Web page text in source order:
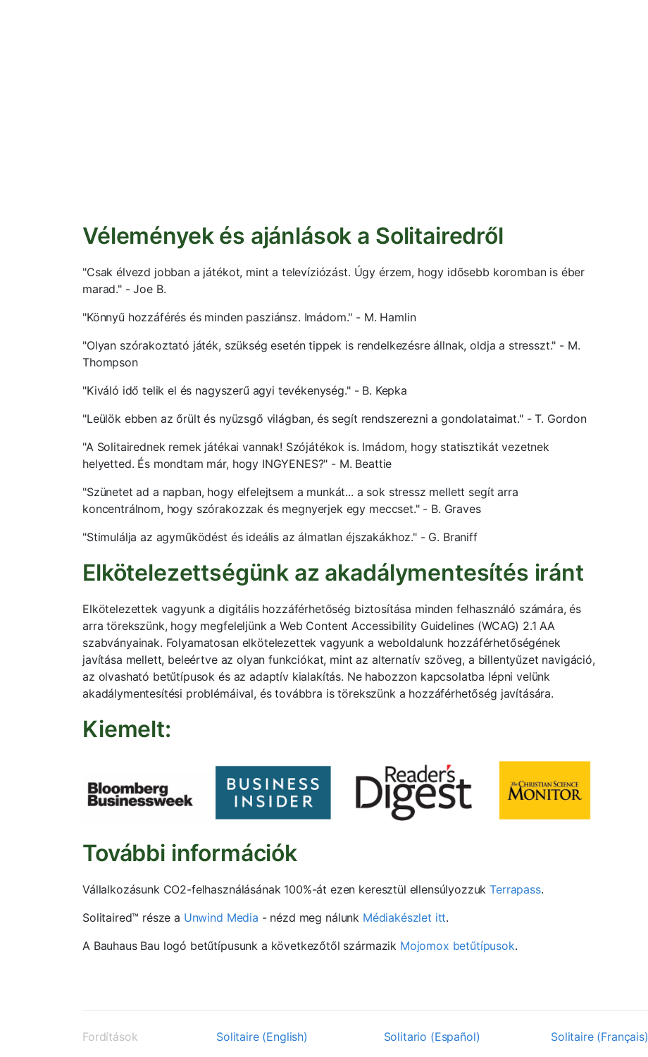
Vélemények és ajánlások a Solitairedről
"Csak élvezd jobban a játékot, mint a televíziózást. Úgy érzem, hogy idősebb koromban is éber
marad." - Joe B.
"Könnyű hozzáférés és minden pasziánsz. Imádom." - M. Hamlin
"Olyan szórakoztató játék, szükség esetén tippek is rendelkezésre állnak, oldja a stresszt." - M.
Thompson
"Kiváló idő telik el és nagyszerű agyi tevékenység." - B. Kepka
"Leülök ebben az őrült és nyüzsgő világban, és segít rendszerezni a gondolataimat." - T. Gordon
"A Solitairednek remek játékai vannak! Szójátékok is. Imádom, hogy statisztikát vezetnek
helyetted. És mondtam már, hogy INGYENES?" - M. Beattie
"Szünetet ad a napban, hogy elfelejtsem a munkát... a sok stressz mellett segít arra
koncentrálnom, hogy szórakozzak és megnyerjek egy meccset." - B. Graves
"Stimulálja az agyműködést és ideális az álmatlan éjszakákhoz." - G. Braniff
Elkötelezettségünk az akadálymentesítés iránt
Elkötelezettek vagyunk a digitális hozzáférhetőség biztosítása minden felhasználó számára, és
arra törekszünk, hogy megfeleljünk a Web Content Accessibility Guidelines (WCAG) 2.1 AA
szabványainak. Folyamatosan elkötelezettek vagyunk a weboldalunk hozzáférhetőségének
javítása mellett, beleértve az olyan funkciókat, mint az alternatív szöveg, a billentyűzet navigáció,
az olvasható betűtípusok és az adaptív kialakítás. Ne habozzon kapcsolatba lépni velünk
akadálymentesítési problémáival, és továbbra is törekszünk a hozzáférhetőség javítására.
Kiemelt:
További információk
Vállalkozásunk CO2-felhasználásának 100%-át ezen keresztül ellensúlyozzukTerrapass.
Solitaired™ része a Unwind Media - nézd meg nálunk Médiakészlet itt.
A Bauhaus Bau logó betűtípusunk a következőtől származik Mojomox betűtípusok.
Fordítások Solitaire (English) Solitario (Español) Solitaire (Français)